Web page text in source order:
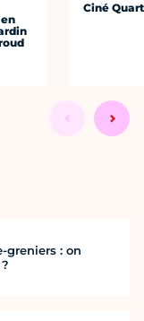
Ciné
greniers : on